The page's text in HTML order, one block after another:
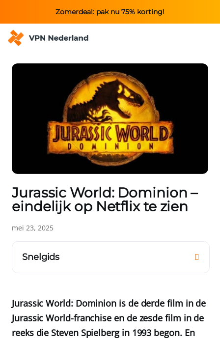
Zomerdeal: pak nu 75% korting!
Jurassic World: Dominion –
eindelijk op Netflix te zien
mei 23, 2025
Snelgids
Jurassic World: Dominion is de derde film in de
Jurassic World-franchise en de zesde film in de
reeks die Steven Spielberg in 1993 begon. En